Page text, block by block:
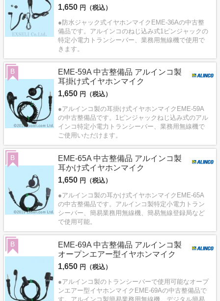
1,650 円（税込）
●防水ジャック式イヤホンマイクEME-36Aの中古整
備品です。アルインコのねじ込み式1ピンジャックの
特定小電力トランシーバー、業務用無線機で使用で
きます。
EME-59A 中古整備品 アルインコ製
耳掛け式イヤホンマイク
1,650 円（税込）
●アルインコ製の耳掛け式イヤホンマイクEME-59A
の中古整備品です。1ピンジャックねじ込み式のアル
インコ特定小電力トランシーバー、業務用無線機で
ご使用いただけます。
B
EME-65A 中古整備品 アルインコ製
耳かけ式イヤホンマイク
1,650 円（税込）
●アルインコ製の耳かけ式イヤホンマイクEME-65A
の中古整備品です。アルインコ製特定小電力トラン
シーバー、簡易業務用無線機、簡易無線登録局など
で使用可能。
B
EME-69A 中古整備品 アルインコ製
オープンエアー型イヤホンマイク
1,650 円（税込）
●アルインコ製のトランシーバーで使用可能なオープ
ンエアー型イヤホンマイクEME-69Aの中古整備品で
す。アルインコ製簡易業務用無線機、デジタル簡易
B